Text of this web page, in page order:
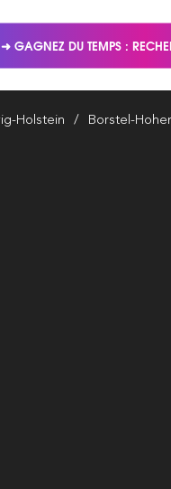
➜ GAGNEZ DU TEMPS :
Holstein Borstel-